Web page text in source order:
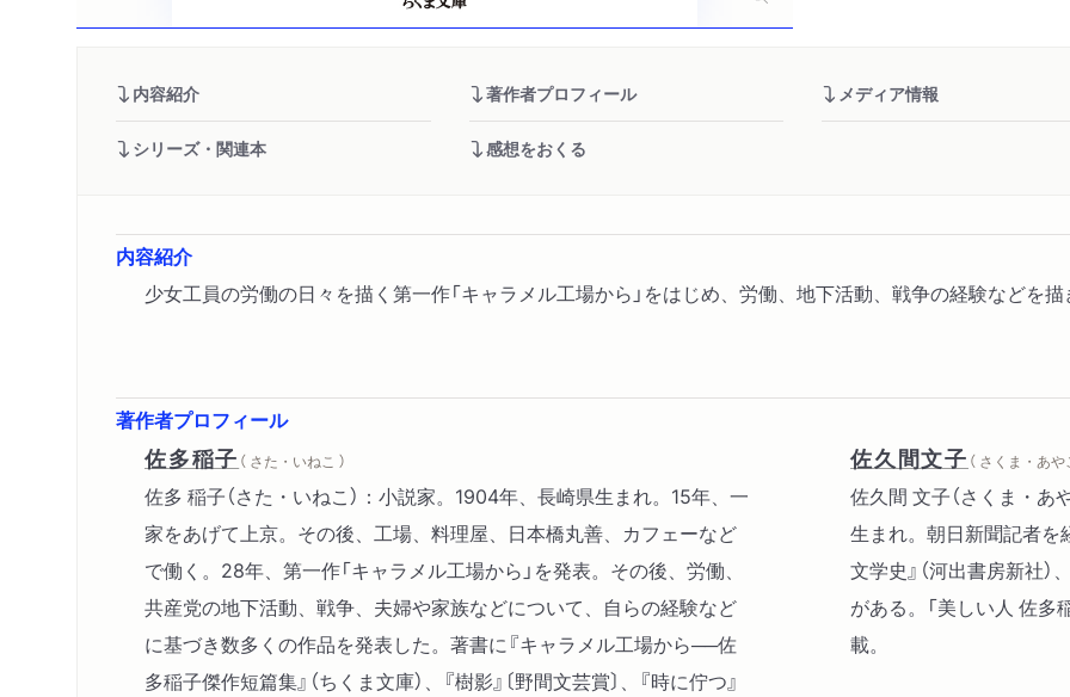
内容紹介 著作者プロフィール メディア情報
シリーズ・関連本 感想をおくる
内容紹介
少女工員の労働の日々を描く第一作「キャラメル工場から」をはじめ、労働、地下活動、戦争の経験などを
著作者プロフィール
佐多稲子 （ さた・いねこ ）
佐多 稲子（さた・いねこ）：小説家。1904年、長崎県生まれ。15年、一
家をあげて上京。その後、工場、料理屋、日本橋丸善、カフェーなど
で働く。28年、第一作「キャラメル工場から」を発表。その後、労働、
共産党の地下活動、戦争、夫婦や家族などについて、自らの経験など
に基づき数多くの作品を発表した。著書に『キャラメル工場から──佐
多稲子傑作短篇集』（ちくま文庫）、『樹影』〔野間文芸賞〕、『時に佇つ』
佐久間文子 （ さくま・あや
佐久間 文子（さくま・あ
生まれ。朝日新聞記者を
文学史』（河出書房新社）
がある。「美しい人 佐多
載。